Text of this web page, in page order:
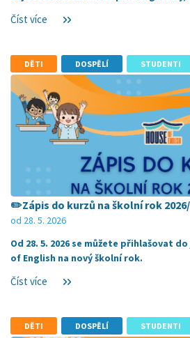
Číst více
DĚTI DOSPĚLÍ STUDENTI
✏️Zápis do kurzů na školní rok
od 28. 5. 2026
Od 28. 5. 2026 se můžete přihlašovat
of English na nový školní rok.
Číst více
DĚTI DOSPĚLÍ STUDENTI